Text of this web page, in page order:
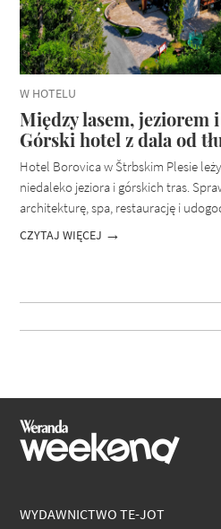
W HOTELU
Między lasem, jeziorem
Górski hotel z dala od
Hotel Borovica w Štrbskim Plesie
niedaleko jeziora i górskich tras.
architekturę, spa, restaurację i
CZYTAJ WIĘCEJ
WYDAWNICTWO TE-JOT